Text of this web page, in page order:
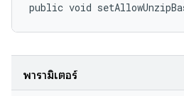
public void
พารามิเตอร์